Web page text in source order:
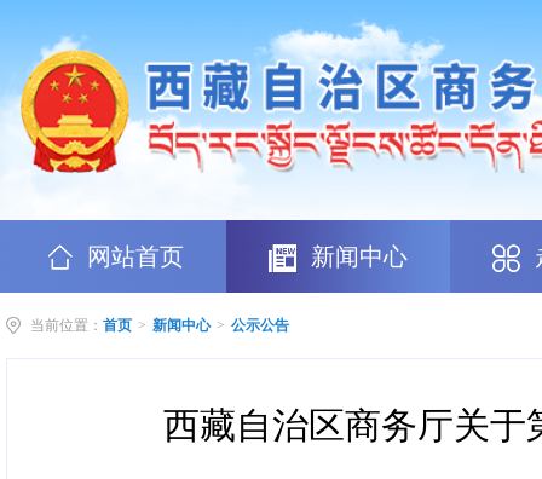
网站首页 新闻中心
当前位置： 首页 > 新闻中心 > 公示公告
西藏自治区商务厅关